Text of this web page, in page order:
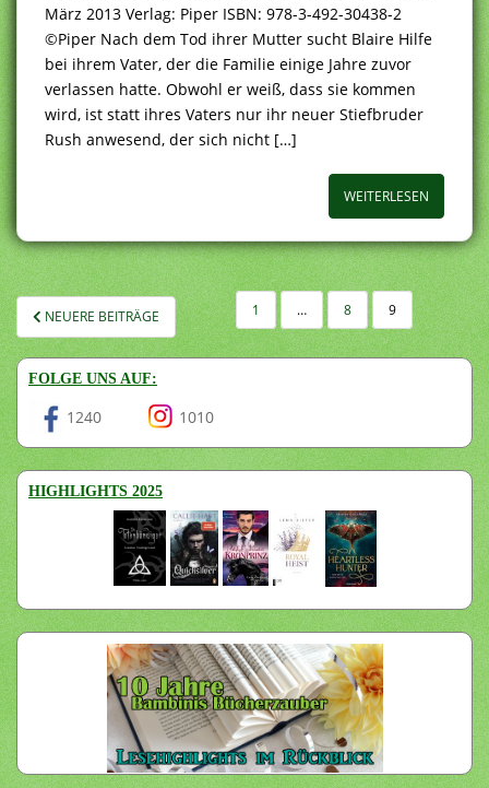
März 2013 Verlag: Piper ISBN: 978-3-492-30438-2
©Piper Nach dem Tod ihrer Mutter sucht Blaire Hilfe
bei ihrem Vater, der die Familie einige Jahre zuvor
verlassen hatte. Obwohl er weiß, dass sie kommen
wird, ist statt ihres Vaters nur ihr neuer Stiefbruder
Rush anwesend, der sich nicht […]
WEITERLESEN
SEITENNUMMERIERUNG
DER
BEITRÄGE
NEUERE BEITRÄGE 1 … 8 9
FOLGE UNS AUF:
1240 1010
HIGHLIGHTS 2025